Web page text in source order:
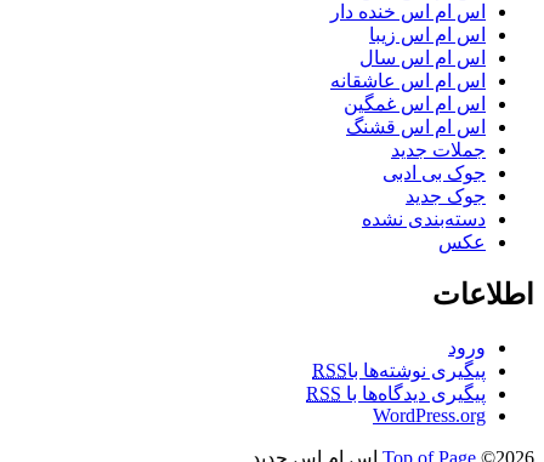
اس ام اس خنده دار
اس ام اس زیبا
اس ام اس سال
اس ام اس عاشقانه
اس ام اس غمگین
اس ام اس قشنگ
جملات جدید
جوک بی ادبی
جوک جدید
دسته‌بندی نشده
عکس
اطلاعات
ورود
پیگیری نوشته‌ها باRSS
پیگیری دیدگاه‌ها با RSS
WordPress.org
Top of Page ©2026 اس ام اس جدید